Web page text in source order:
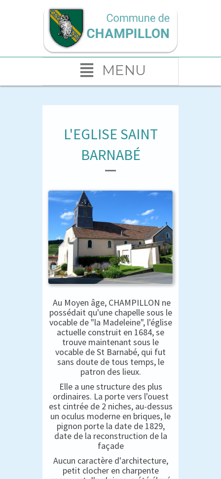
MENU
L'EGLISE SAINT
BARNABÉ
Au Moyen âge, CHAMPILLON ne
possédait qu'une chapelle sous le
vocable de "la Madeleine", l'église
actuelle construit en 1684, se
trouve maintenant sous le
vocable de St Barnabé, qui fut
sans doute de tous temps, le
patron des lieux.
Elle a une structure des plus
ordinaires. La porte vers l'ouest
est cintrée de 2 niches, au-dessus
un oculus moderne en briques, le
pignon porte la date de 1829,
date de la reconstruction de la
façade
Aucun caractère d'architecture,
petit clocher en charpente